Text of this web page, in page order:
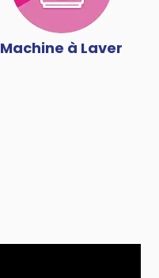
Machine à Laver